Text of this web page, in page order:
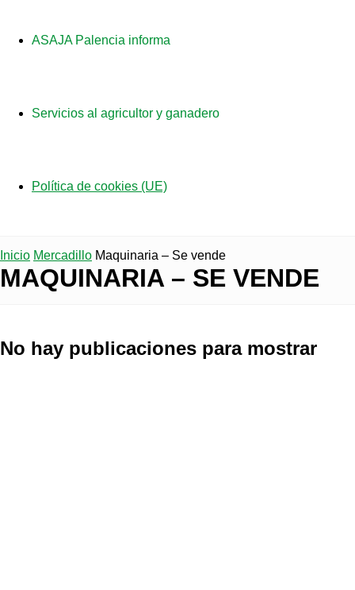
ASAJA Palencia informa
Servicios al agricultor y ganadero
Política de cookies (UE)
Inicio Mercadillo Maquinaria – Se vende
MAQUINARIA – SE VENDE
No hay publicaciones para mostrar